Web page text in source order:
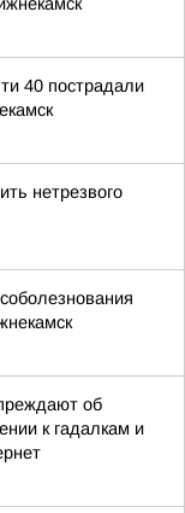
40 пострадали
нетрезвого
об
к гадалкам и